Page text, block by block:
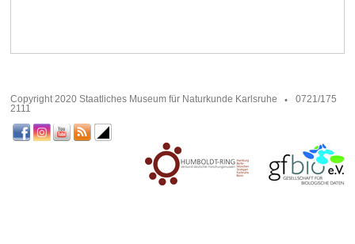
Copyright 2020 Staatliches Museum für Naturkunde Karlsruhe
0721/175
2111